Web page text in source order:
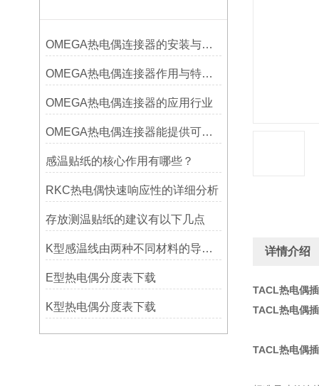
OMEGA热电偶连接器的安装与调试
OMEGA热电偶连接器作用与特点是什么？
OMEGA热电偶连接器的应用行业
OMEGA热电偶连接器能提供可靠的信号传输
感温贴纸的核心作用有哪些？
RKC热电偶快速响应性的详细分析
存放测温贴纸的建议有以下几点
K型感温线由两种不同材料的导线组成
E型热电偶分度表下载
K型热电偶分度表下载
详情介绍
TACL热电偶
TACL热电偶
TACL热电偶